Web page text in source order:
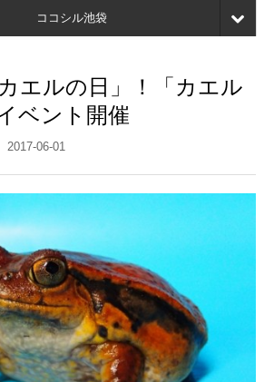
ココシル池袋
報
エルの日」！「カエル
ベント開催
2017-06-01